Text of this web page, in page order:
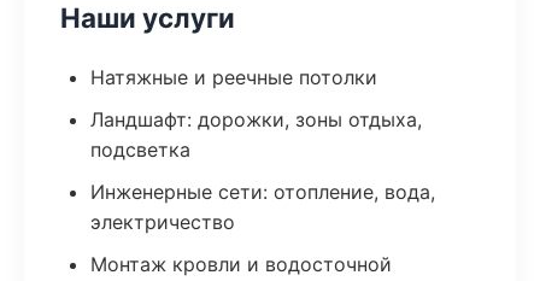
Наши услуги
Натяжные и реечные потолки
Ландшафт: дорожки, зоны отдыха,
подсветка
Инженерные сети: отопление, вода,
электричество
Монтаж кровли и водосточной